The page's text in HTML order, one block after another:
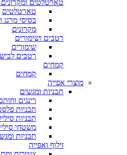
טארטלטים ומקרונים
טארטלטים
בסיסי מרנג
מקרונים
רטבים ושימורים
שימורים
רטבים
קמחים
קמחים
מוצרי אפייה
תבניות ומגשים
רינגים
תבניות
תבניות
משטחי
תבניות
זילוף ואפייה